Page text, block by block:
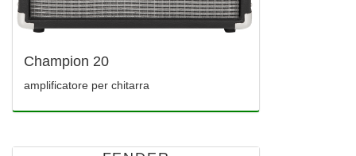
Champion 20
amplificatore per chitarra